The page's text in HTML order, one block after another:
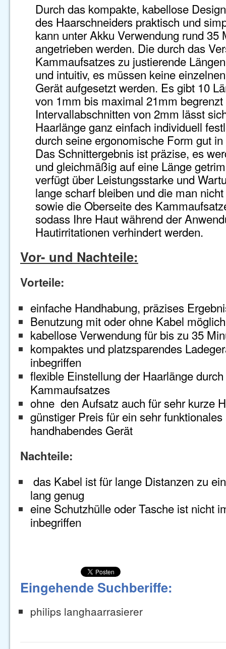
Durch das kompakte, kabellose
des Haarschneiders praktisch und
kann unter Akku Verwendung rund 35
angetrieben werden. Die durch das
Kammaufsatzes zu justierende
und intuitiv, es müssen keine
Gerät aufgesetzt werden. Es gibt 10
von 1mm bis maximal 21mm
Intervallabschnitten von 2mm lässt
Haarlänge ganz einfach individuell
durch seine ergonomische Form gut
Das Schnittergebnis ist präzise, es
und gleichmäßig auf eine Länge
verfügt über Leistungsstarke und
lange scharf bleiben und die man
sowie die Oberseite des
sodass Ihre Haut während der
Hautirritationen verhindert werden.
Vor- und Nachteile:
Vorteile:
einfache Handhabung, präzises
Benutzung mit oder ohne Kabel möglich
kabellose Verwendung für bis zu 35
kompaktes und platzsparendes
inbegriffen
flexible Einstellung der Haarlänge
Kammaufsatzes
ohne den Aufsatz auch für sehr kurze
günstiger Preis für ein sehr
handhabendes Gerät
Nachteile:
das Kabel ist für lange Distanzen zu
lang genug
eine Schutzhülle oder Tasche ist nicht
inbegriffen
Eingehende Suchberiffe:
philips langhaarrasierer